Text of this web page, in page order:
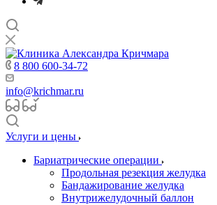
8 800 600-34-72
info@krichmar.ru
Услуги и цены
Бариатрические операции
Продольная резекция желудка
Бандажирование желудка
Внутрижелудочный баллон